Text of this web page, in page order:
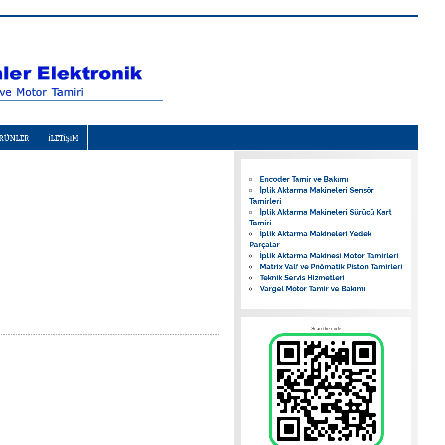
İLETİŞİM
Encoder Tamir ve Bakımı
İplik Aktarma Makineleri Sensör
Tamirleri
İplik Aktarma Makineleri Sürücü Kart
Tamiri
İplik Aktarma Makineleri Yedek
Parçalar
İplik Aktarma Makinesi Motor Tamirleri
Matrix Valf ve Pnömatik Piston Tamirleri
Teknik Servis Hizmetleri
Vargel Motor Tamir ve Bakımı
Scan the code